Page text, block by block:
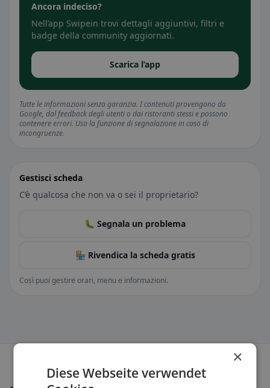
Ancora indeciso?
Nell’app Swipein trovi dettagli aggiuntivi, filtri e
badge della community aggiornati.
Scarica l’app
Tutte le informazioni senza garanzia. I contenuti provengono da
Google, dal feedback degli utenti o dai ristoranti stessi e possono
contenere errori. Usa la funzione di segnalazione in caso di
incongruenze.
Gestisci scheda
C’è qualcosa che non va o sei il proprietario?
🐛 Segnala un problema
🏪 Rivendica la scheda gratis
Così puoi gestire orari, menu e informazioni.
×
Diese Webseite verwendet